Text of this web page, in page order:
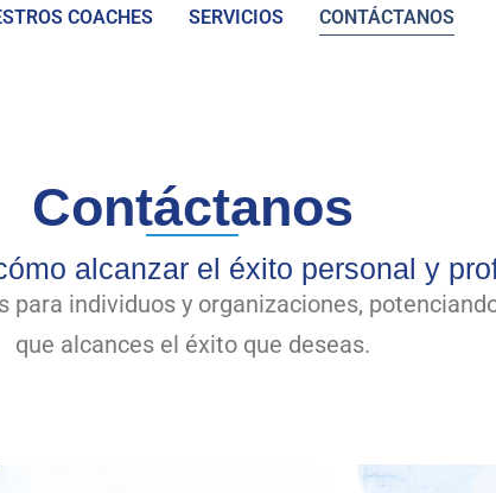
COACHES SERVICIOS CONTÁCTANOS
Contáctanos
alcanzar el éxito personal y
individuos y organizaciones,
que alcances el éxito que deseas.